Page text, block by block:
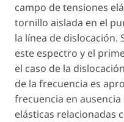
campo de tensiones
tornillo aislada en el
la línea de dislocación.
este espectro y el
el caso de la
de la frecuencia es
frecuencia en
elásticas relacionadas